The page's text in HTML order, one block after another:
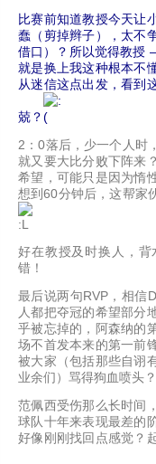
比赛前知道教授今天让
蠢（剪掉辫子），太不
借口）？所以觉得教授
就是换上我这种根本不
从迷信这点出发，看到
兢？
2：0落后，少一个人时
就又要大比分败下阵来
希望，可能只是因为惰
想到60分钟后，这帮家
好在教授及时换人，
错！
最后说两句RVP，相信
人都把夺冠的希望部分
乎被忘掉的，阿森纳的
场不首发本来的第一前
被大家（包括那些自诩
业余们）骂得狗血喷头？
范佩西受伤那么长时间
球队十年来表现最差的
好像刚刚找回点感觉？